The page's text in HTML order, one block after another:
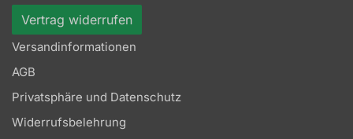
Vertrag widerrufen
Versandinformationen
AGB
Privatsphäre und Datenschutz
Widerrufsbelehrung